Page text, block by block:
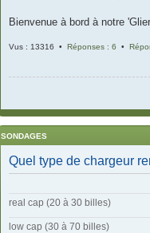
Bienvenue à bord à notre
Vus : 13316 • Réponses : 6 •
SONDAGES
Quel type de chargeur
real cap (20 à 30 billes)
low cap (30 à 70 billes)